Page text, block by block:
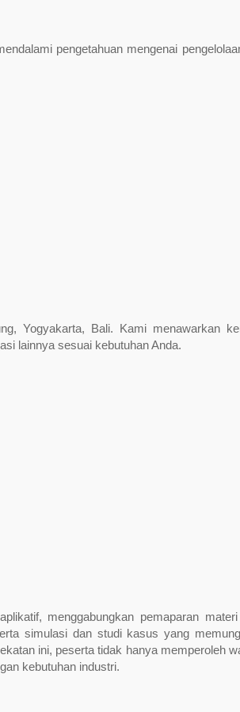
pengetahuan mengenai
Yogyakarta, Bali. Kami menawarkan
lainnya sesuai kebutuhan Anda.
menggabungkan pemaparan
simulasi dan studi kasus yang
ini, peserta tidak hanya memperoleh
kebutuhan industri.